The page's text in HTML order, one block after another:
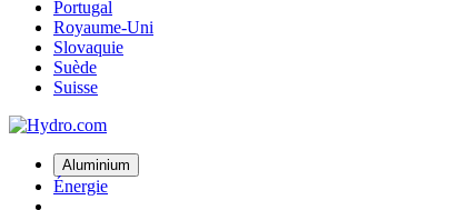
Portugal
Royaume-Uni
Slovaquie
Suède
Suisse
Aluminium
Énergie